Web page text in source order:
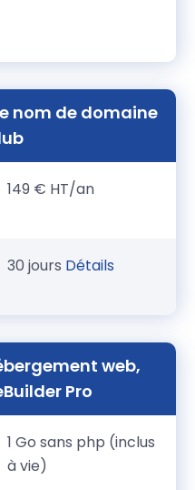
nom de domaine
149 € HT/an
30 jours Détails
web,
Pro
1 Go sans php (inclus
à vie)